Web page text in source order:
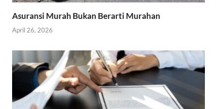
Asuransi Murah Bukan Berarti Murahan
April 26, 2026